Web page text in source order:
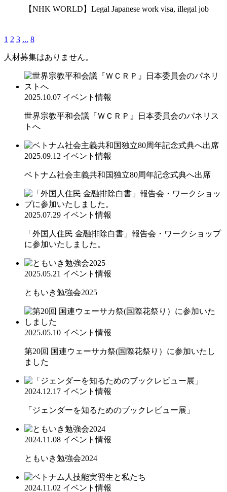
【NHK WORLD】Legal Japanese work visa, illegal job
1 2 3 ... 8
人材募集はありません。
2025.10.07 イベント情報
世界宗教平和会議『ＷＣＲＰ』日本委員会のパネリス
トへ
2025.09.12 イベント情報
ベトナム社会主義共和国独立80周年記念式典へ出席
2025.07.29 イベント情報
「外国人住民 金融排除白書」報告会・ワークショップ
に参加いたしました。
2025.05.21 イベント情報
ともいき勉強会2025
2025.05.10 イベント情報
第20回 国連ウェーサカ祭(国際花祭り）に参加いたし
ました
2024.12.17 イベント情報
「ジェンダーを知るためのブックレビュー展」
2024.11.08 イベント情報
ともいき勉強会2024
2024.11.02 イベント情報